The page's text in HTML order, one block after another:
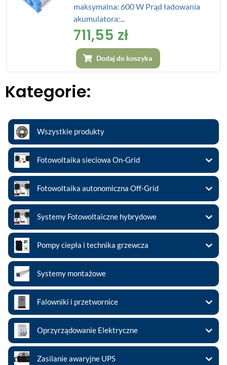
Kategorie:
Wszystkie produkty
Fotowoltaika sieciowa On-Grid
Fotowoltaika autonomiczna Off-Grid
Systemy Fotowoltaiczne hybrydowe
Pompy ciepła i technika grzewcza
Systemy montażowe
Falowniki i przetwornice
Oprzyrządowanie Elektryczne
Zasilanie awaryjne UPS
maksymalna: 600 W Prąd ładowania
akumulatora:...
711,55 zł
Dodaj do koszyka